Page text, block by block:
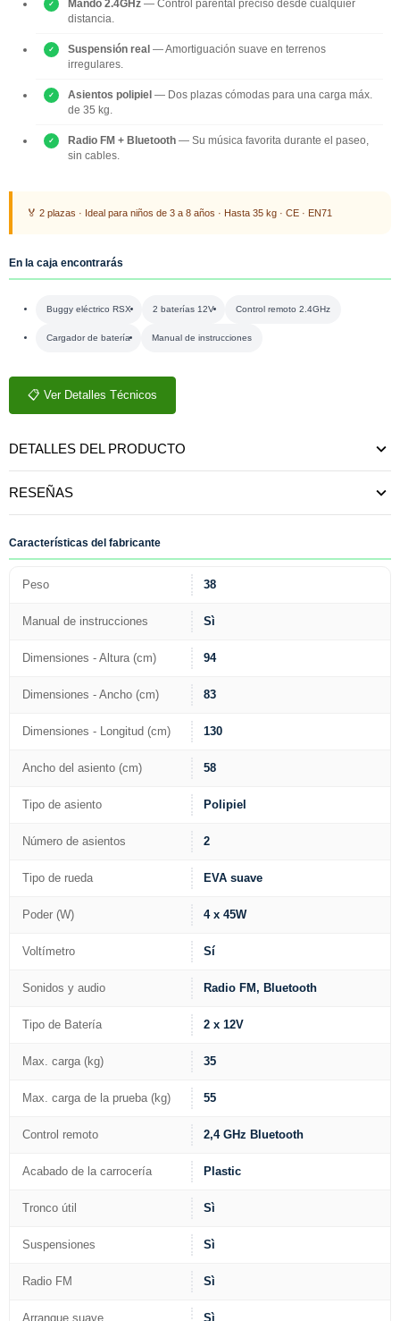
Mando 2.4GHz — Control parental preciso desde cualquier
distancia.
Suspensión real — Amortiguación suave en terrenos
irregulares.
Asientos polipiel — Dos plazas cómodas para una carga máx.
de 35 kg.
Radio FM + Bluetooth — Su música favorita durante el paseo,
sin cables.
🏅 2 plazas · Ideal para niños de 3 a 8 años · Hasta 35 kg · CE · EN71
En la caja encontrarás
Buggy eléctrico RSX 2 baterías 12V Control remoto 2.4GHz
Cargador de batería Manual de instrucciones
📋 Ver Detalles Técnicos
DETALLES DEL PRODUCTO
RESEÑAS
Características del fabricante
Peso 38
Manual de instrucciones Sì
Dimensiones - Altura (cm) 94
Dimensiones - Ancho (cm) 83
Dimensiones - Longitud (cm) 130
Ancho del asiento (cm) 58
Tipo de asiento Polipiel
Número de asientos 2
Tipo de rueda EVA suave
Poder (W) 4 x 45W
Voltímetro Sí
Sonidos y audio Radio FM, Bluetooth
Tipo de Batería 2 x 12V
Max. carga (kg) 35
Max. carga de la prueba (kg) 55
Control remoto 2,4 GHz Bluetooth
Acabado de la carrocería Plastic
Tronco útil Sì
Suspensiones Sì
Radio FM Sì
Arranque suave Sì